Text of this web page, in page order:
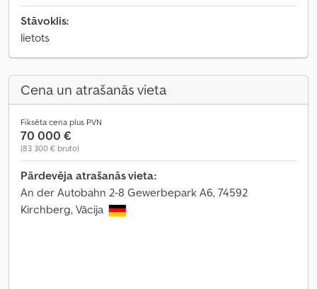
Stāvoklis:
lietots
Cena un atrašanās vieta
Fiksēta cena plus PVN
70 000 €
(83 300 € bruto)
Pārdevēja atrašanās vieta:
An der Autobahn 2-8 Gewerbepark A6, 74592
Kirchberg, Vācija